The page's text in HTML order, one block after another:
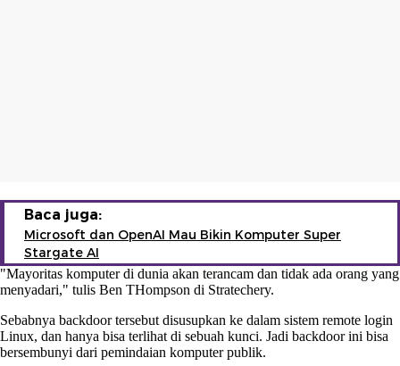
Baca juga:
Microsoft dan OpenAI Mau Bikin Komputer Super
Stargate AI
"Mayoritas komputer di dunia akan terancam dan tidak ada orang yang
menyadari," tulis Ben THompson di Stratechery.
Sebabnya backdoor tersebut disusupkan ke dalam sistem remote login
Linux, dan hanya bisa terlihat di sebuah kunci. Jadi backdoor ini bisa
bersembunyi dari pemindaian komputer publik.